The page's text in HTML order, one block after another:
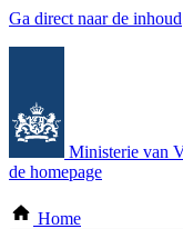
Ga direct naar de inhoud
Ministerie van
de homepage
Home